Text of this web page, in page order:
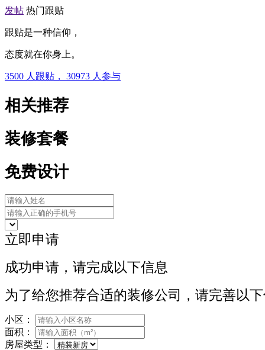
发帖 热门跟贴
跟贴是一种信仰，
态度就在你身上。
3500 人跟贴， 30973 人参与
相关推荐
装修套餐
免费设计
立即申请
成功申请，请完成以下信息
为了给您推荐合适的装修公司，请完善以
小区：
面积：
房屋类型：